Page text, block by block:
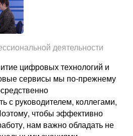
деятельности
цифровых технологий и
сервисы мы по-прежнему
с руководителем, коллегами,
чтобы эффективно
нам важно обладать не